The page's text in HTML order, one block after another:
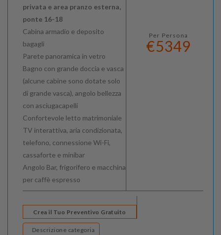
privata e area pranzo esterna,
ponte 16-18
Cabina armadio e deposito
bagagli
Parete panoramica in vetro
Bagno con grande doccia e vasca
(alcune cabine sono dotate solo
di grande vasca), angolo bellezza
con asciugacapelli
Confortevole letto matrimoniale
TV interattiva, aria condizionata,
telefono, connessione Wi-Fi,
cassaforte e minibar
Angolo Bar, frigorifero e macchina
per caffè espresso
Per Persona
€5349
Crea il Tuo Preventivo Gratuito
Descrizione categoria